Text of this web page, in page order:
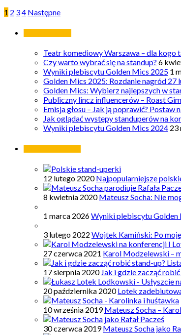
1 2 34 Następne
Teatr komediowy Warszawa – dla
Czy warto wybrać się na standup? 6
Wyniki plebiscytu Golden Mics 2025 1
Golden Mics 2025: Rozdanie nagród 27
Golden Mics: Wybierz najlepszych w
Publiczny lincz influencerów – Roast
Emisja głosu – Jak ją poprawić? Postaw
Jak oglądać występy standuperów na
Wyniki plebiscytu Golden Mics 2024 23
12 lutego 2020 Najpopularniejsze
8 kwietnia 2020 Mateusz Socha: Nie
1 marca 2026Wyniki plebiscytu Golden
3 lutego 2022 Wojtek Kamiński: Po
27 czerwca 2021 Karol Modzelewski –
17 sierpnia 2020 Jak i gdzie zacząć
20 października 2020 Lotek
10 września 2019 Mateusz Socha –
30 czerwca 2019 Mateusz Socha jako